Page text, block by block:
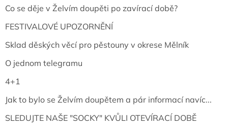
Co se děje v Želvím doupěti po zavírací době?
FESTIVALOVÉ UPOZORNĚNÍ
Sklad děských věcí pro pěstouny v okrese Mělník
O jednom telegramu
4+1
Jak to bylo se Želvím doupětem a pár informací navíc...
SLEDUJTE NAŠE "SOCKY" KVŮLI OTEVÍRACÍ DOBĚ